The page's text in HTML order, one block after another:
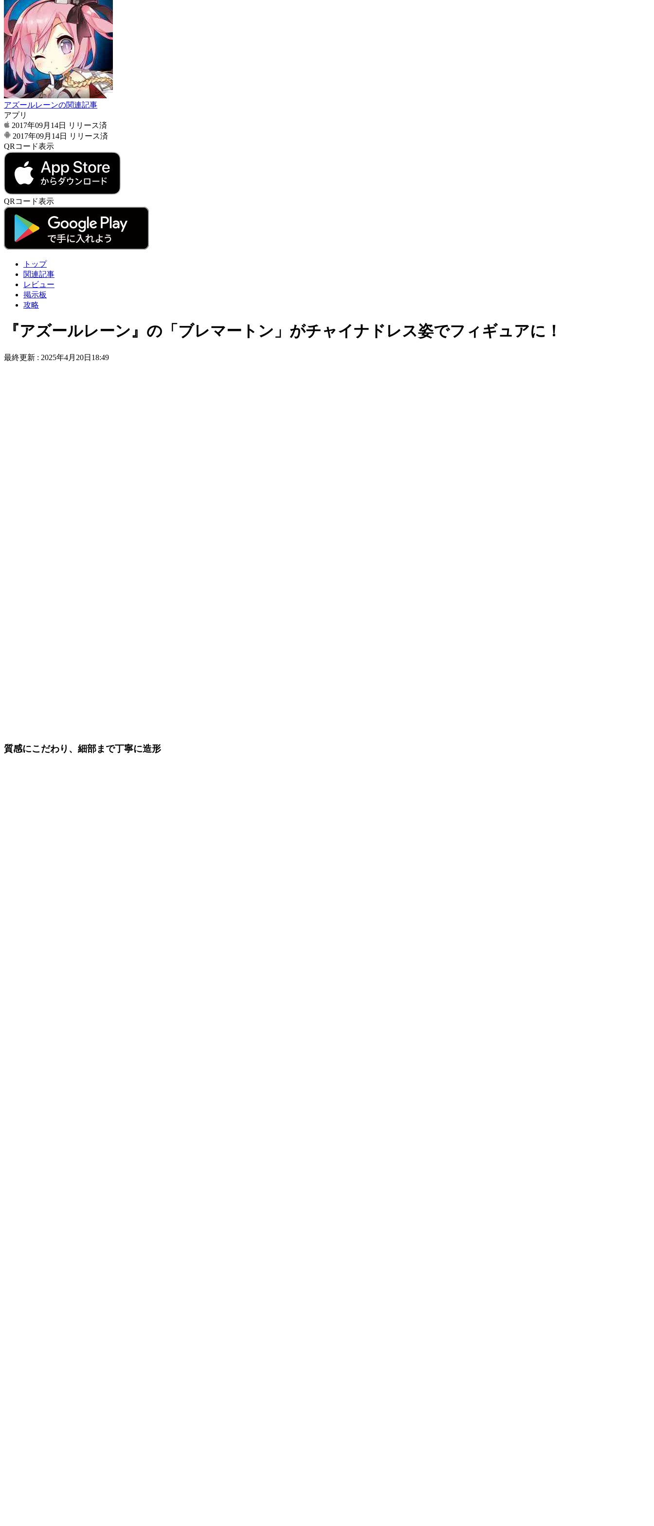
アズールレーンの関連記事
アプリ
2017年09月14日
リリース済
2017年09月14日
リリース済
QRコード表示
QRコード表示
トップ
関連記事
レビュー
掲示板
攻略
『アズールレーン』の「ブレマートン」がチャイナドレス姿でフィギュアに！
最終更新 : 2025年4月20日18:49
質感にこだわり、細部まで丁寧に造形